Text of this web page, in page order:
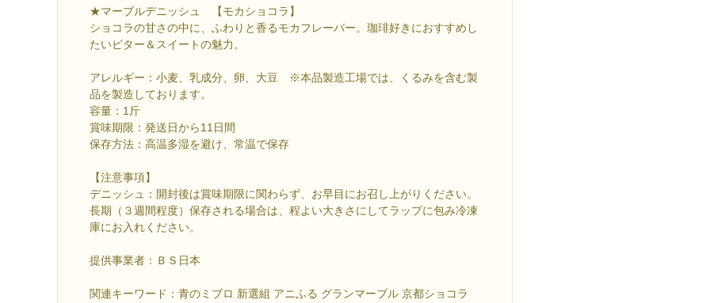
★マーブルデニッシュ 【モカショコラ】
ショコラの甘さの中に、ふわりと香るモカフレーバー。珈琲好きにおすすめし
たいビター＆スイートの魅力。
アレルギー：小麦、乳成分、卵、大豆 ※本品製造工場では、くるみを含む製
品を製造しております。
容量：1斤
賞味期限：発送日から11日間
保存方法：高温多湿を避け、常温で保存
【注意事項】
デニッシュ：開封後は賞味期限に関わらず、お早目にお召し上がりください。
長期（３週間程度）保存される場合は、程よい大きさにしてラップに包み冷凍
庫にお入れください。
提供事業者：ＢＳ日本
関連キーワード：青のミブロ 新選組 アニふる グランマーブル 京都ショコラ